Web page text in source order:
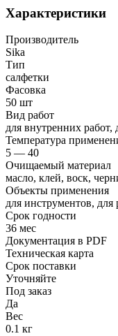
Характеристики
Производитель
Sika
Тип
салфетки
Фасовка
50 шт
Вид работ
для внутренних
Температура
5 — 40
Очищаемый материал
масло, клей, воск,
Объекты применения
для инструментов, для
Срок годности
36 мес
Документация в PDF
Техническая карта
Срок поставки
Уточняйте
Под заказ
Да
Вес
0.1 кг